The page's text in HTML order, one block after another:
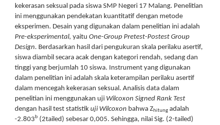
kekerasan seksual pada siswa SMP Negeri 17 Malang. Penelitian
ini menggunakan pendekatan kuantitatif dengan metode
eksperimen. Desain yang digunakan dalam penelitian ini adalah
Pre-eksperimental, yaitu One-Group Pretest-Postest Group
Design. Berdasarkan hasil dari pengukuran skala perilaku asertif,
siswa diambil secara acak dengan kategori rendah, sedang dan
tinggi yang berjumlah 10 siswa. Instrument yang digunakan
dalam penelitian ini adalah skala keterampilan perilaku asertif
dalam mencegah kekerasan seksual. Analisis data dalam
penelitian ini menggunakan uji Wilcoxon Signed Rank Test
dengan hasil test statistik uji Wilcoxon bahwa Zhitung adalah
-2.803 b (2tailed) sebesar 0,005. Sehingga, nilai Sig. (2-tailed)